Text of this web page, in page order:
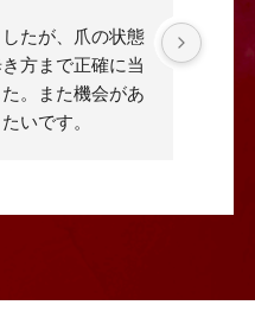
たが、爪の状態
方まで正確に当
。また機会があ
いです。